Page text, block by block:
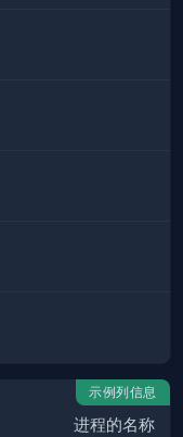
示例列信息
进程的名称